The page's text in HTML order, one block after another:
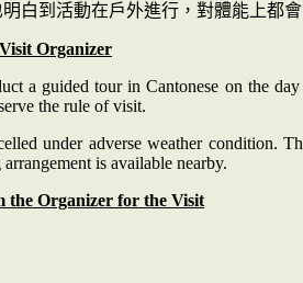
白到活動在戶外進行，對體能上都
Organizer
a guided tour in Cantonese on the
the rule of visit.
under adverse weather condition.
is available nearby.
the Organizer for the Visit